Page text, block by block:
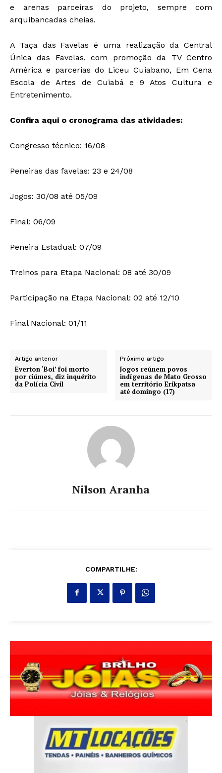
e arenas parceiras do projeto, sempre com
arquibancadas cheias.
A Taça das Favelas é uma realização da Central
Única das Favelas, com promoção da TV Centro
América e parcerias do Liceu Cuiabano, Em Cena
Escola de Artes de Cuiabá e 9 Atos Cultura e
Entretenimento.
Confira aqui o cronograma das atividades:
Congresso técnico: 16/08
Peneiras das favelas: 23 e 24/08
Jogos: 30/08 até 05/09
Final: 06/09
Peneira Estadual: 07/09
Treinos para Etapa Nacional: 08 até 30/09
Participação na Etapa Nacional: 02 até 12/10
Final Nacional: 01/11
Artigo anterior
Everton ‘Boi’ foi morto
por ciúmes, diz inquérito
da Polícia Civil
Próximo artigo
Jogos reúnem povos
indígenas de Mato Grosso
em território Erikpatsa
até domingo (17)
Nilson Aranha
COMPARTILHE: